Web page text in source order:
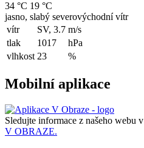
34 °C 19 °C
jasno, slabý severovýchodní vítr
vítr
SV, 3.7 m/s
tlak
1017
hPa
vlhkost 23 %
Mobilní aplikace
Sledujte informace z našeho webu v
V OBRAZE.